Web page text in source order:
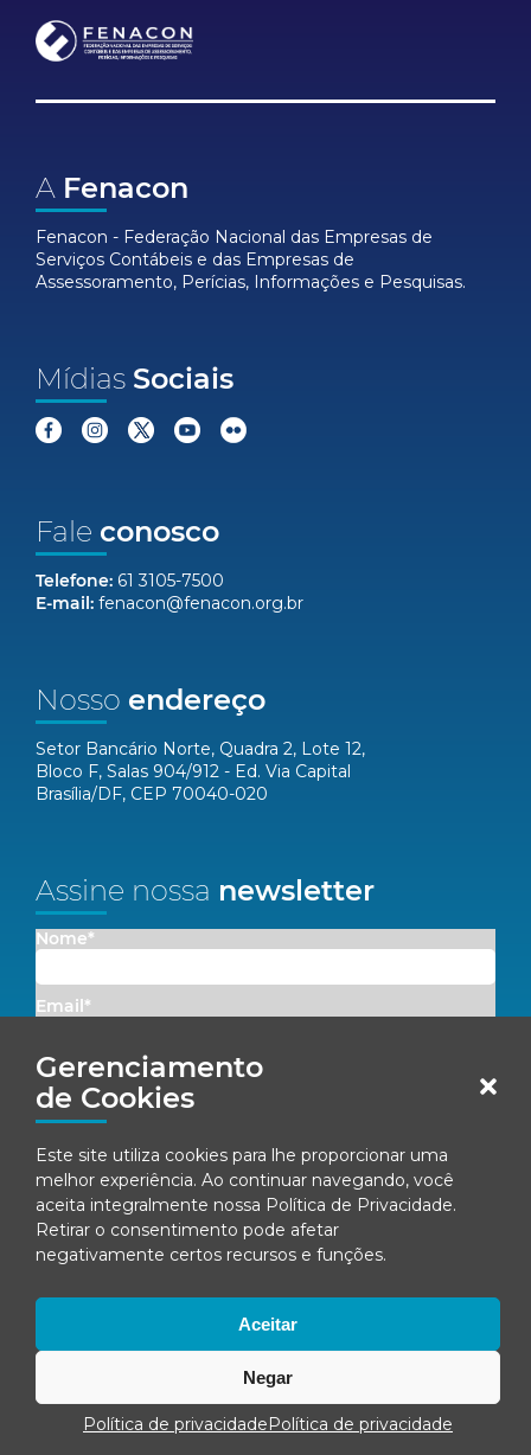
Gerenciamento
de Cookies
Este site utiliza cookies para lhe proporcionar uma
melhor experiência. Ao continuar navegando, você
aceita integralmente nossa Política de Privacidade.
Retirar o consentimento pode afetar
negativamente certos recursos e funções.
Aceitar
Negar
Política de privacidadePolítica de privacidade
A Fenacon
Fenacon - Federação Nacional das Empresas de
Serviços Contábeis e das Empresas de
Assessoramento, Perícias, Informações e Pesquisas.
Mídias Sociais
Fale conosco
Telefone: 61 3105-7500
E-mail: fenacon@fenacon.org.br
Nosso endereço
Setor Bancário Norte, Quadra 2, Lote 12,
Bloco F, Salas 904/912 - Ed. Via Capital
Brasília/DF, CEP 70040-020
Assine nossa newsletter
Nome*
Email*
Concordo em receber comunicações da Fenacon.
Ao se inscrever, você concorda com nossa Política de Privacidade
Todos os direitos reservados.
Política de privacidade